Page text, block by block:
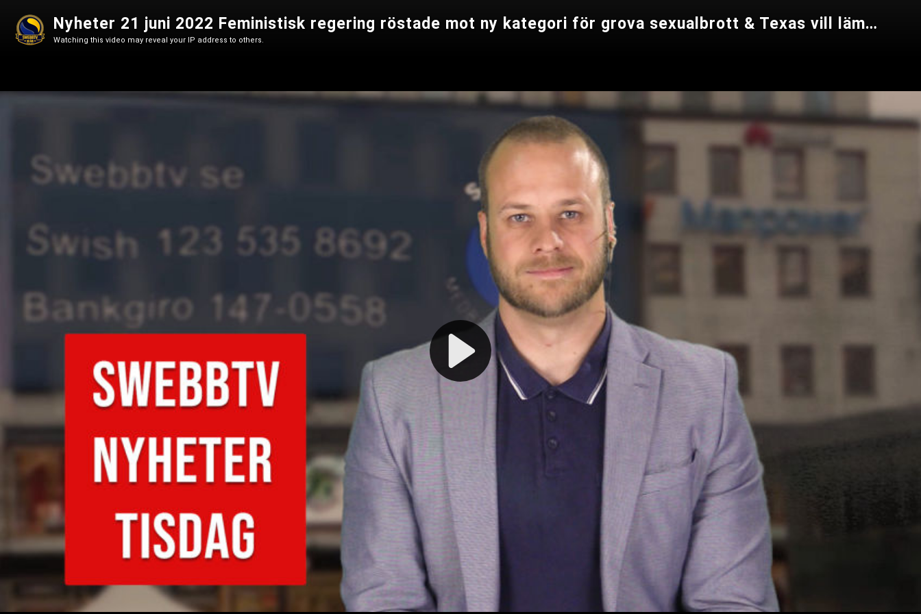
Play
Video
Nyheter 21 juni 2022 Feministisk regering röstade mot ny kategori för grova sexualbrott & Texas vill lämna USA
Watching this video may reveal your IP address to others.